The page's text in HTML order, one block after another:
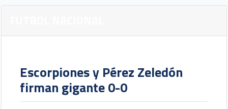
Escorpiones y Pérez Zeledón
firman gigante 0-0